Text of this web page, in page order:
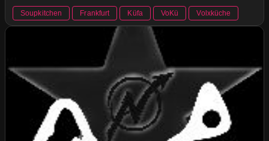
Soupkitchen Frankfurt Küfa VoKü Volxküche